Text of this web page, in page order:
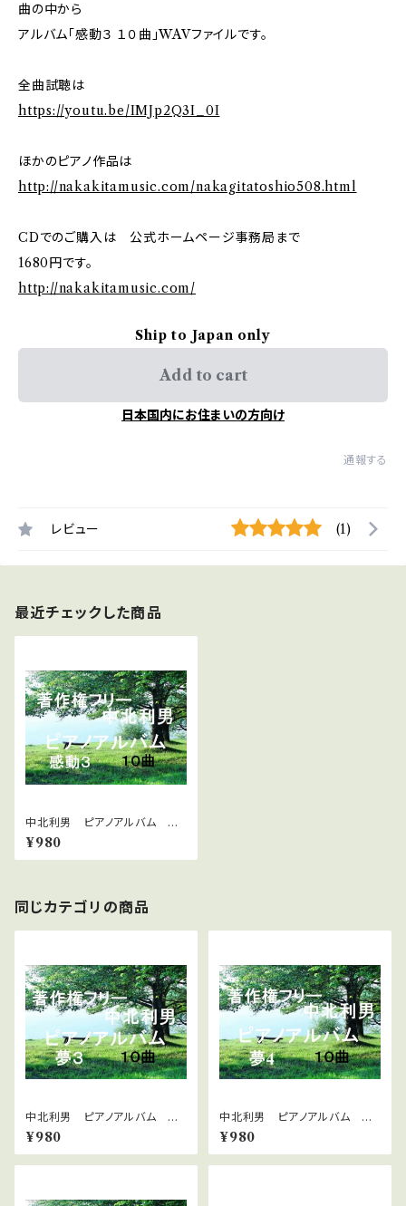
曲の中から
アルバム「感動３ １０曲」WAVファイルです。
全曲試聴は
https://youtu.be/IMJp2Q3I_0I
ほかのピアノ作品は
http://nakakitamusic.com/nakagitatoshio508.html
CDでのご購入は 公式ホームページ事務局まで
1680円です。
http://nakakitamusic.com/
Ship to Japan only
Add to cart
日本国内にお住まいの方向け
通報する
レビュー (1)
最近チェックした商品
中北利男 ピアノアルバム 感
動３
¥980
同じカテゴリの商品
中北利男 ピアノアルバム 夢
３
¥980
中北利男 ピアノアルバム 夢
４
¥980